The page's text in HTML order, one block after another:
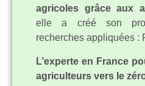
agricoles grâce aux
elle a créé son
recherches appliquées :
L’experte en France
agriculteurs vers le